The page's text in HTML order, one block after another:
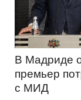
В Мадриде
премьер
с МИД